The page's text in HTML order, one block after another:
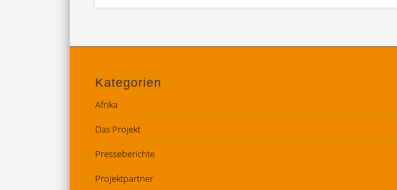
Kategorien
Afrika
Das Projekt
Presseberichte
Projektpartner